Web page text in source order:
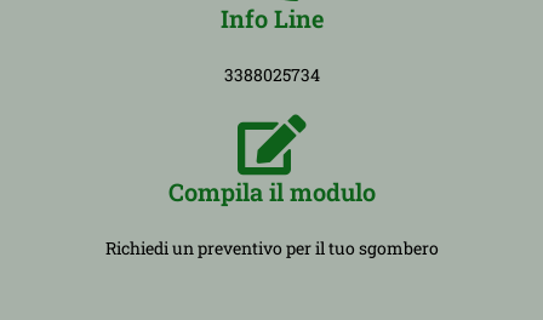
Info Line
3388025734
Compila il modulo
Richiedi un preventivo per il tuo sgombero